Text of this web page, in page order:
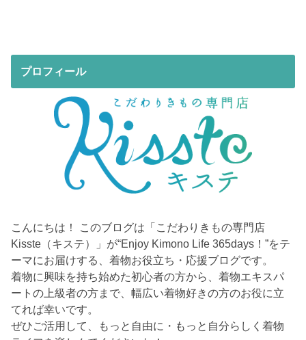
プロフィール
こんにちは！ このブログは「こだわりきもの専門店
Kisste（キステ）」が“Enjoy Kimono Life 365days！”をテ
ーマにお届けする、着物お役立ち・応援ブログです。
着物に興味を持ち始めた初心者の方から、着物エキスパ
ートの上級者の方まで、幅広い着物好きの方のお役に立
てれば幸いです。
ぜひご活用して、もっと自由に・もっと自分らしく着物